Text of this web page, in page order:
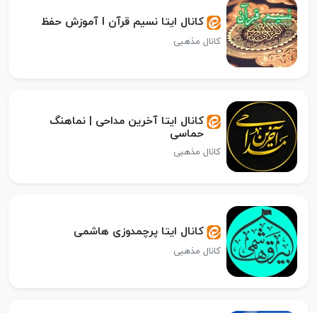
کانال ایتا نسیم قرآن l آموزش حفظ
کانال مذهبی
کانال ایتا آخرین مداحی | نماهنگ
حماسی
کانال مذهبی
کانال ایتا پرچمدوزی هاشمی
کانال مذهبی